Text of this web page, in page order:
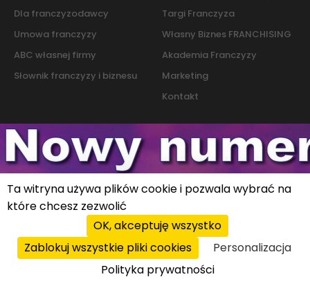
Dla franczyzodawcy
Umowa franczyzy
ABC własnej firmy
Słownik franczyzy i biznesu
Targi Franczyza
Własny Biznes FRANCHISING
Akademia Franczyzy
Marketing
Kontakt
Polityka cookies|
Polityka prywatności
© 2026 PROFIT system sp. z o.o. All rights reserved.
Ta witryna używa plików cookie i pozwala wybrać na
które chcesz zezwolić
OK, akceptuję wszystko
Zablokuj wszystkie pliki cookies
Personalizacja
Polityka prywatności